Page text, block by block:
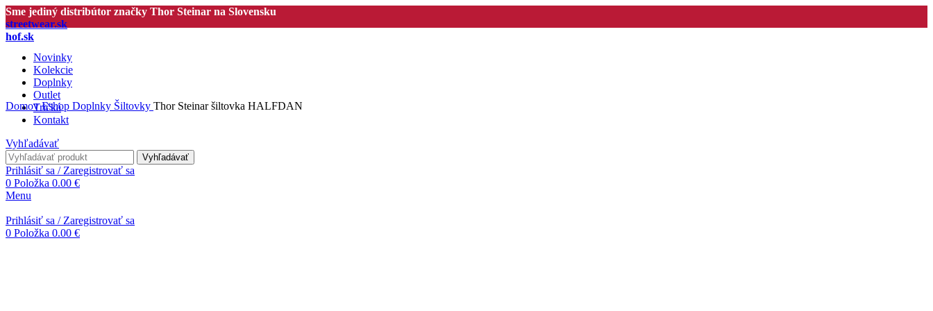
Sme jediný distribútor značky Thor Steinar na Slovensku
streetwear.sk
hof.sk
Novinky
Kolekcie
Doplnky
Outlet
Tričká
Kontakt
Vyhľadávať
Vyhľadávať
Prihlásiť sa / Zaregistrovať sa
0 Položka 0.00 €
Menu
Prihlásiť sa / Zaregistrovať sa
0 Položka 0.00 €
DomovEshop Doplnky Šiltovky Thor Steinar šiltovka HALFDAN